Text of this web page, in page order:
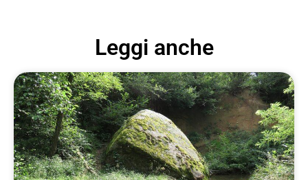
Leggi anche